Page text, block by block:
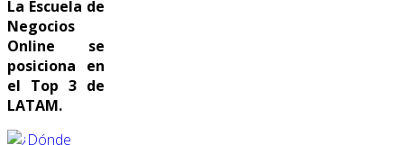
La Escuela de
Negocios
Online se
posiciona en
el Top 3 de
LATAM.